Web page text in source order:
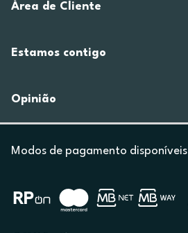
Área de Cliente
Estamos contigo
Opinião
Modos de pagamento disponíveis